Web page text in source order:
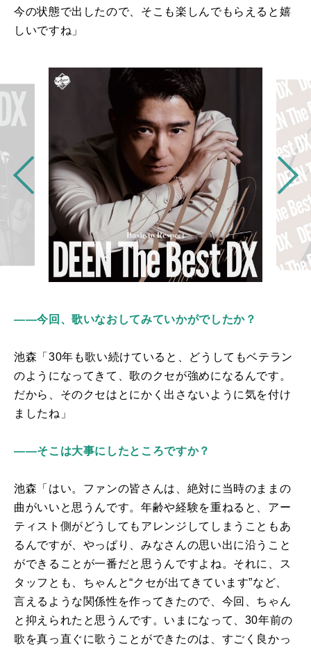
今の状態で出したので、そこも楽しんでもらえると嬉
しいですね」
――今回、歌いなおしてみていかがでしたか？
池森「 30年も歌い続けていると、どうしてもベテラン
のようになってきて、歌のクセが強めになるんです。
だから、そのクセはとにかく出さないように気を付け
ましたね」
――そこは大事にしたところですか？
池森「はい。ファンの皆さんは、絶対に当時のままの
曲がいいと思うんです。年齢や経験を重ねると、アー
ティスト側がどうしてもアレンジしてしまうこともあ
るんですが、やっぱり、みなさんの思い出に沿うこと
ができることが一番だと思うんですよね。それに、ス
タッフとも、ちゃんと“クセが出てきています”など、
言えるような関係性を作ってきたので、今回、ちゃん
と抑えられたと思うんです。いまになって、 30年前の
歌を真っ直ぐに歌うことができたのは、すごく良かっ